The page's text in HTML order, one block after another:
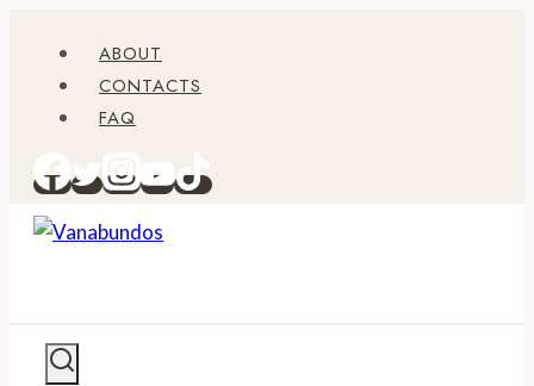
springen
ABOUT
CONTACTS
FAQ